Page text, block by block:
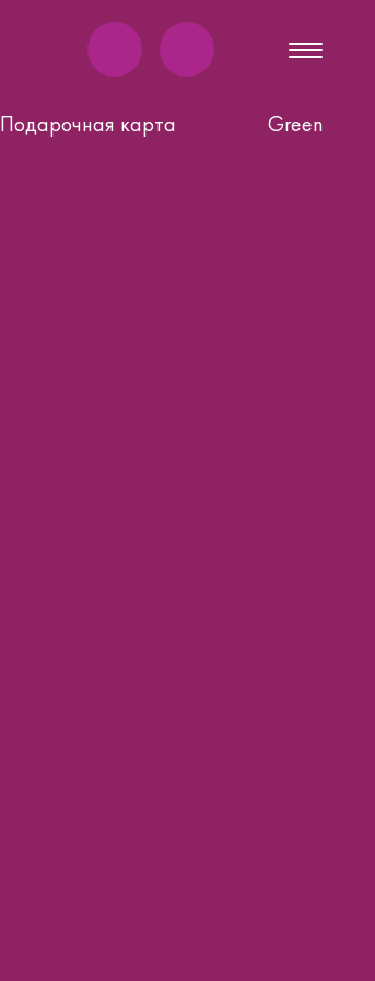
Подарочная карта Green